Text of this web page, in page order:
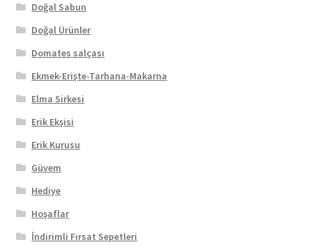
Doğal Sabun
Doğal Ürünler
Domates salçası
Ekmek-Erişte-Tarhana-Makarna
Elma Sirkesi
Erik Ekşisi
Erik Kurusu
Güvem
Hediye
Hoşaflar
İndirimli Fırsat Sepetleri